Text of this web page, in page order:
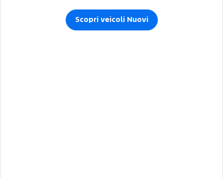
Scopri veicoli Nuovi